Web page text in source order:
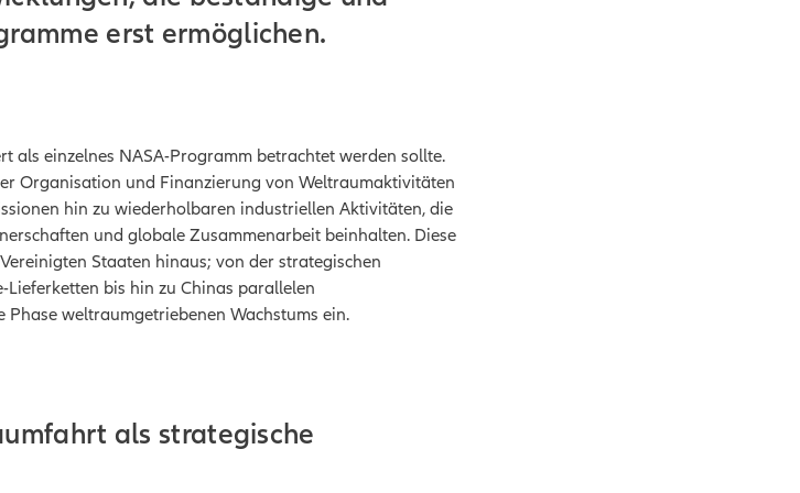
erst ermöglichen.
als einzelnes NASA-Programm betrachtet werden sollte.
Organisation und Finanzierung von Weltraumaktivitäten
hin zu wiederholbaren industriellen Aktivitäten, die
und globale Zusammenarbeit beinhalten. Diese
Staaten hinaus; von der strategischen
bis hin zu Chinas parallelen
weltraumgetriebenen Wachstums ein.
als strategische